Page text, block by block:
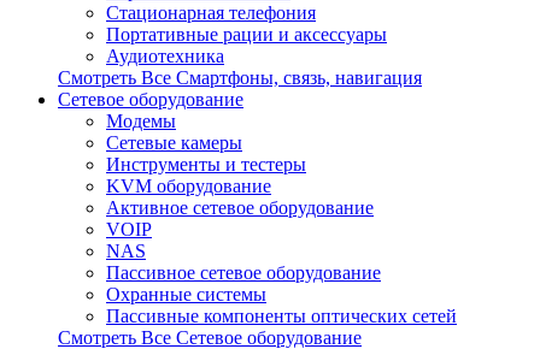
Стационарная телефония
Портативные рации и аксессуары
Аудиотехника
Смотреть Все Смартфоны, связь, навигация
Сетевое оборудование
Модемы
Сетевые камеры
Инструменты и тестеры
KVM оборудование
Активное сетевое оборудование
VOIP
NAS
Пассивное сетевое оборудование
Охранные системы
Пассивные компоненты оптических сетей
Смотреть Все Сетевое оборудование